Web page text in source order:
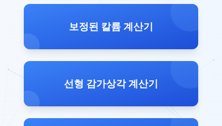
보정된 칼륨 계산기
선형 감가상각 계산기